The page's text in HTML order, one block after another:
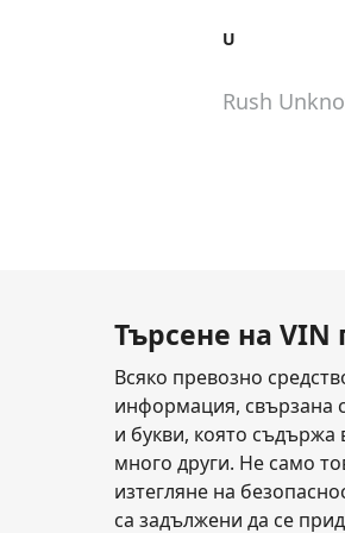
U
Rush
Търсене на
Всяко превозно
информация, свързана
и букви, която съдържа
много други. Не само
изтегляне на
са задължени да се